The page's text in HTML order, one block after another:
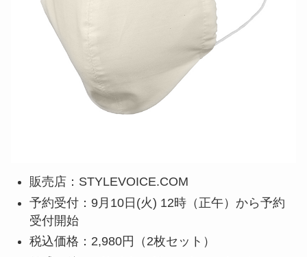
で調節できます。
西川だからつくれるこだわりマスクシリー
ズ 洗えるオーガニックコットンマスク（2枚